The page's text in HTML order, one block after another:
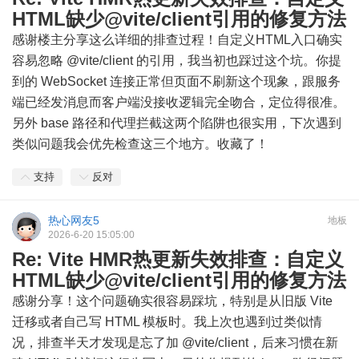
HTML缺少@vite/client引用的修复方法
感谢楼主分享这么详细的排查过程！自定义HTML入口确实
容易忽略 @vite/client 的引用，我当初也踩过这个坑。你提
到的 WebSocket 连接正常但页面不刷新这个现象，跟服务
端已经发消息而客户端没接收逻辑完全吻合，定位得很准。
另外 base 路径和代理拦截这两个陷阱也很实用，下次遇到
类似问题我会优先检查这三个地方。收藏了！
支持 反对
地板
热心网友5
2026-6-20 15:05:00
Re: Vite HMR热更新失效排查：自定义
HTML缺少@vite/client引用的修复方法
感谢分享！这个问题确实很容易踩坑，特别是从旧版 Vite
迁移或者自己写 HTML 模板时。我上次也遇到过类似情
况，排查半天才发现是忘了加 @vite/client，后来习惯在新